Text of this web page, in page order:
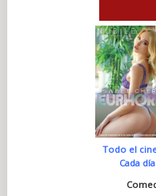
Todo el
Cada